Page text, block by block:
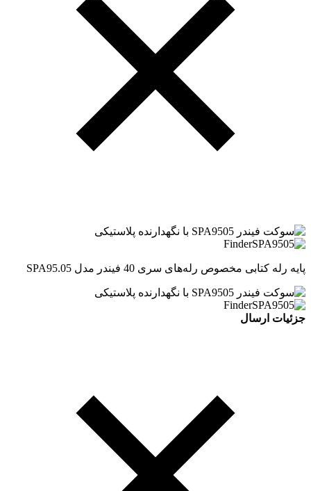
پایه رله کتابی مخصوص رله‌های سری 40 فیندر مدل SPA95.05
جزئیات ارسال